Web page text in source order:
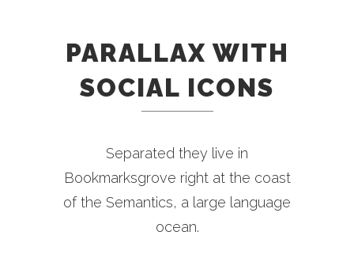
PARALLAX WITH
SOCIAL ICONS
Separated they live in
Bookmarksgrove right at the coast
of the Semantics, a large language
ocean.